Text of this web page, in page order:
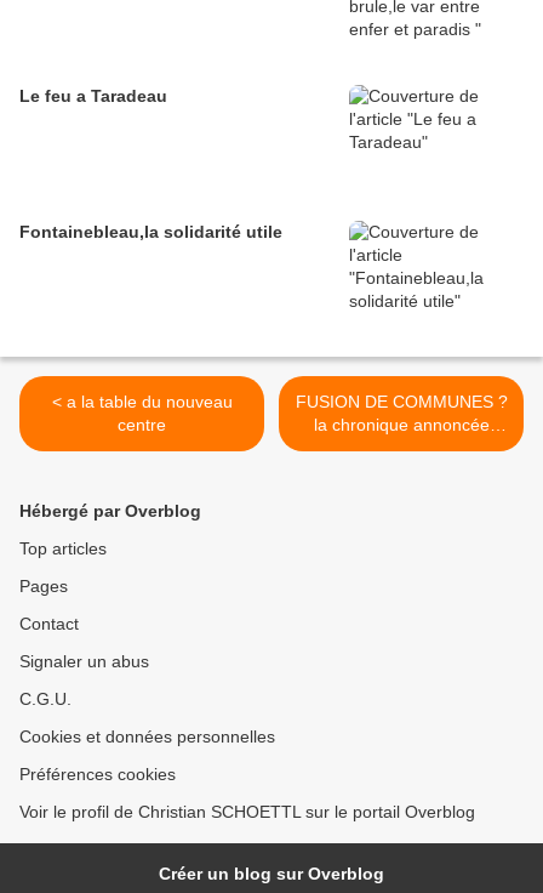
Le feu a Taradeau
Fontainebleau,la solidarité utile
< a la table du nouveau
centre
FUSION DE COMMUNES ?
la chronique annoncée
d'une nouvelle fracture
Hébergé par Overblog
Top articles
Pages
Contact
Signaler un abus
C.G.U.
Cookies et données personnelles
Préférences cookies
Voir le profil de Christian SCHOETTL sur le portail Overblog
Créer un blog sur Overblog